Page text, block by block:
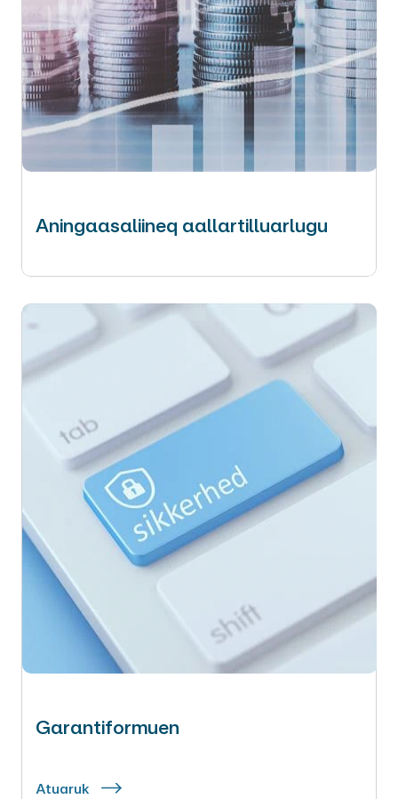
Aningaasaliineq aallartilluarlugu
Garantiformuen
Atuaruk